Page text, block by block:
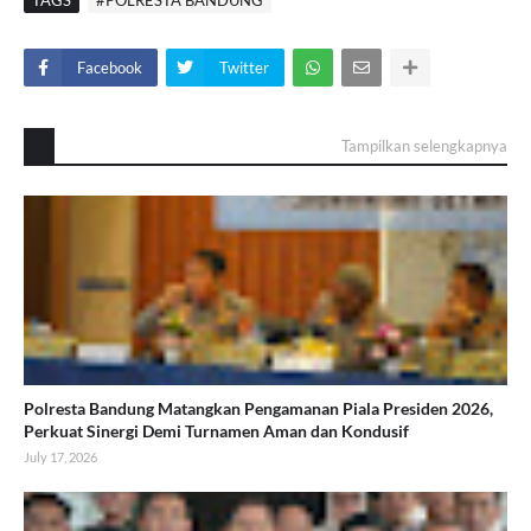
Facebook Twitter
Tampilkan selengkapnya
Polresta Bandung Matangkan Pengamanan Piala Presiden 2026,
Perkuat Sinergi Demi Turnamen Aman dan Kondusif
July 17, 2026